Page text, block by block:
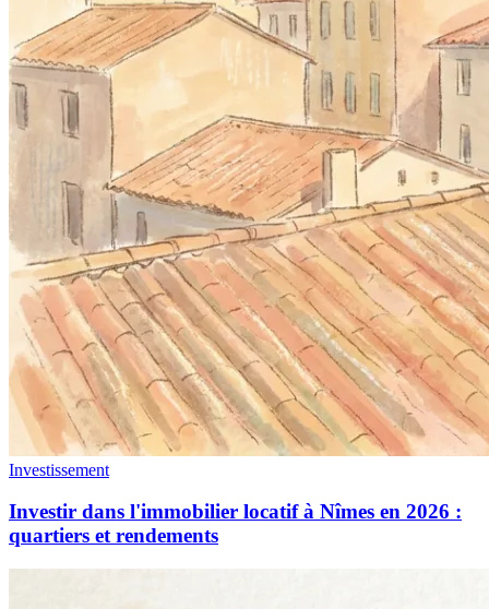
Investissement
Investir dans l'immobilier locatif à Nîmes en 2026 :
quartiers et rendements